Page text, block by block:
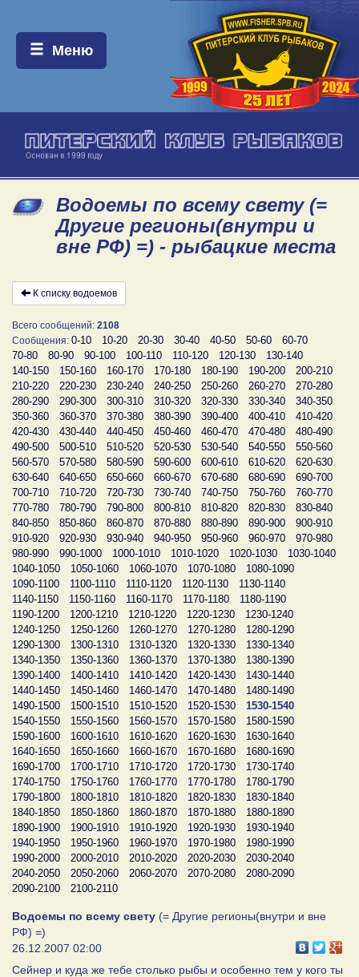
Меню:
Меню
Водоемы по всему свету (=
Другие регионы(внутри и
вне РФ) =) - рыбацкие места
К списку водоемов
Всего сообщений: 2108
Сообщения: 0-10 10-20 20-30 30-40 40-50 50-60
60-70
70-80
80-90 90-100 100-110 110-120 120-130
130-140
140-150
150-160 160-170 170-180 180-190 190-200
200-210
210-220
220-230 230-240 240-250 250-260 260-270
270-280
280-290
290-300 300-310 310-320 320-330 330-340
340-350
350-360
360-370 370-380 380-390 390-400 400-410
410-420
420-430
430-440 440-450 450-460 460-470 470-480
480-490
490-500
500-510 510-520 520-530 530-540 540-550
550-560
560-570
570-580 580-590 590-600 600-610 610-620
620-630
630-640
640-650 650-660 660-670 670-680 680-690
690-700
700-710
710-720 720-730 730-740 740-750 750-760
760-770
770-780
780-790 790-800 800-810 810-820 820-830
830-840
840-850
850-860 860-870 870-880 880-890 890-900
900-910
910-920
920-930 930-940 940-950 950-960 960-970
970-980
980-990
990-1000 1000-1010 1010-1020 1020-1030
1030-1040
1040-1050
1050-1060 1060-1070 1070-1080
1080-1090
1090-1100
1100-1110 1110-1120 1120-1130
1130-1140
1140-1150
1150-1160 1160-1170 1170-1180
1180-1190
1190-1200
1200-1210 1210-1220 1220-1230
1230-1240
1240-1250
1250-1260 1260-1270 1270-1280
1280-1290
1290-1300
1300-1310 1310-1320 1320-1330
1330-1340
1340-1350
1350-1360 1360-1370 1370-1380
1380-1390
1390-1400
1400-1410 1410-1420 1420-1430
1430-1440
1440-1450
1450-1460 1460-1470 1470-1480
1480-1490
1490-1500
1500-1510 1510-1520 1520-1530
1530-1540
1540-1550
1550-1560 1560-1570 1570-1580
1580-1590
1590-1600
1600-1610 1610-1620 1620-1630
1630-1640
1640-1650
1650-1660 1660-1670 1670-1680
1680-1690
1690-1700
1700-1710 1710-1720 1720-1730
1730-1740
1740-1750
1750-1760 1760-1770 1770-1780
1780-1790
1790-1800
1800-1810 1810-1820 1820-1830
1830-1840
1840-1850
1850-1860 1860-1870 1870-1880
1880-1890
1890-1900
1900-1910 1910-1920 1920-1930
1930-1940
1940-1950
1950-1960 1960-1970 1970-1980
1980-1990
1990-2000
2000-2010 2010-2020 2020-2030
2030-2040
2040-2050
2050-2060 2060-2070 2070-2080
2080-2090
2090-2100
2100-2110
Водоемы по всему свету (= Другие регионы(внутри и вне
РФ) =)
26.12.2007 02:00
Сейнер и куда же тебе столько рыбы и особенно тем у кого ты